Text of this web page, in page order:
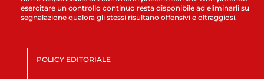
esercitare un controllo continuo resta disponibile ad eliminarli su
segnalazione qualora gli stessi risultano offensivi e oltraggiosi.
POLICY EDITORIALE